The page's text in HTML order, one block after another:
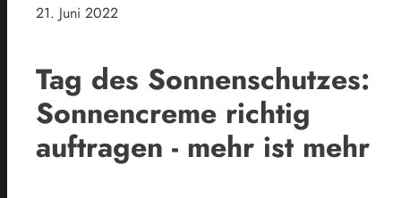
21. Juni 2022
Tag des Sonnenschutzes:
Sonnencreme richtig
auftragen - mehr ist mehr